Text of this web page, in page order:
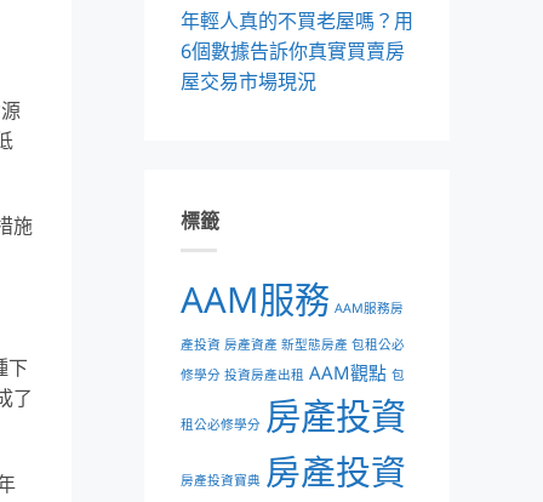
施
下
了
年輕人真的不買老屋嗎？用
6個數據告訴你真實買賣房
屋交易市場現況
標籤
AAM服務 AAM服務房
產投資 房產資產 新型態房產 包租公必
修學分 投資房產出租 AAM觀點 包
租公必修學分 房產投資
房產投資寶典 房產投資